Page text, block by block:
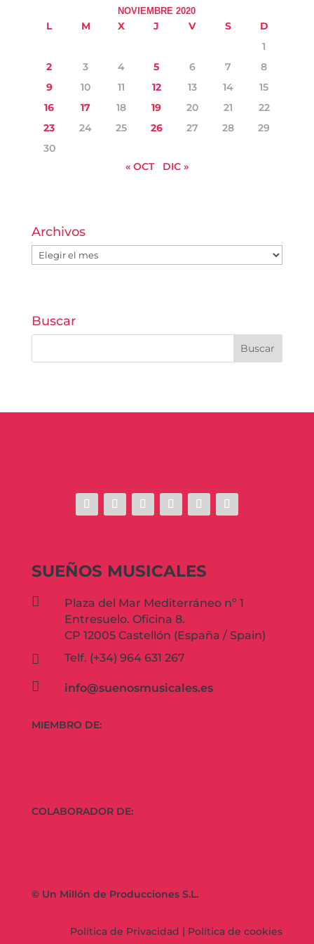
NOVIEMBRE 2020
L M X J V S
D
1
2
3 4 5 6 7
8
9
10 11 12 13 14
15
16
17 18 19 20 21
22
23
24 25 26 27 28
29
30
« OCT
DIC »
Archivos
Archivos
Buscar
SUEÑOS MUSICALES

Plaza del Mar Mediterráneo nº 1
Entresuelo. Oficina 8.
CP 12005 Castellón (España / Spain)
 Telf. (+34) 964 631 267
 info@suenosmusicales.es
MIEMBRO DE:
COLABORADOR DE:
© Un Millón de Producciones S.L.
Política de Privacidad | Política de cookies